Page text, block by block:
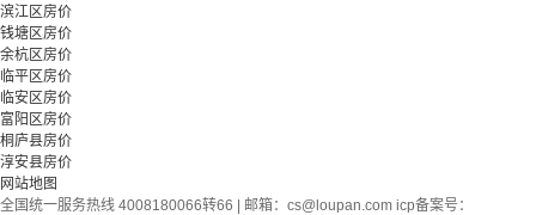
滨江区房价
钱塘区房价
余杭区房价
临平区房价
临安区房价
富阳区房价
桐庐县房价
淳安县房价
网站地图
全国统一服务热线 4008180066转66 | 邮箱： cs@loupan.com icp备案号：